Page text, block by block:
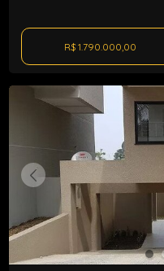
R$ 1.790.000,00